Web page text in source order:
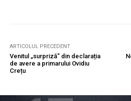
ARTICOLUL PRECEDENT
Venitul „surpriză” din declarația
de avere a primarului Ovidiu
Crețu